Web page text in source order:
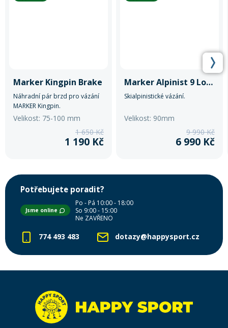
Marker Kingpin Brake
Náhradní pár brzd pro vázání
MARKER Kingpin.
Velikost: 75-100 mm
1 650 Kč
1 190 Kč
Marker Alpinist 9 Long Travel
Skialpinistické vázání.
Velikost: 90mm
9 990 Kč
6 990 Kč
Potřebujete poradit?
Jsme online
Po - Pá 10:00 - 18:00
So 9:00 - 15:00
Ne ZAVŘENO
774 493 483 dotazy@happysport.cz